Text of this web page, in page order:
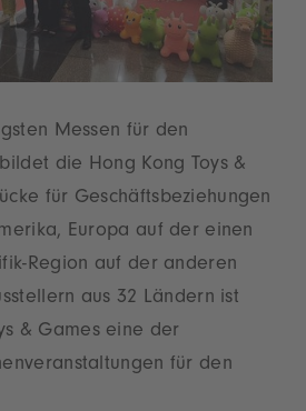
Messen für den
die Hong Kong Toys &
für Geschäftsbeziehungen
Europa auf der einen
Region auf der anderen
aus 32 Ländern ist
& Games eine der
für den